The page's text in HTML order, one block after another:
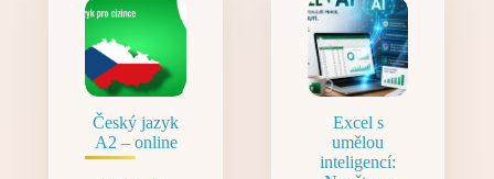
Český jazyk
A2 – online
Excel s
umělou
inteligencí: